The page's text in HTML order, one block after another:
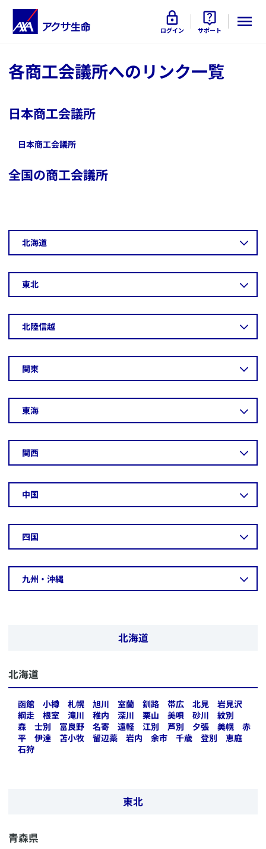
ログイン サポート
各商工会議所へのリンク一覧
日本商工会議所
​日本商工会議所
全国の商工会議所
​北海道
​東北
​北陸信越
​関東
​東海
​関西
​中国
​四国
​九州・沖縄
北海道
​北海道
函館 小樽 札幌 旭川 室蘭 釧路 帯広 北見
岩見沢
綱走
根室 滝川 稚内 深川 栗山 美唄 砂川
紋別
森
士別 富良野 名寄 遠軽 江別 芦別 夕張 美幌
赤
平
伊達 苫小牧 留辺蘂 岩内 余市 千歳 登別
恵庭
石狩
東北
​青森県